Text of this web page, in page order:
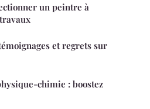
un peintre à
et regrets sur
chimie : boostez